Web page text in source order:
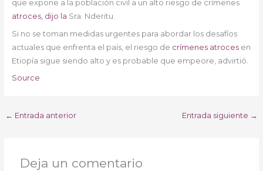
que expone a la población civil a un alto riesgo de crímenes
atroces, dijo la Sra. Nderitu.
Si no se toman medidas urgentes para abordar los desafíos
actuales que enfrenta el país, el riesgo de crímenes atrocesen
Etiopía sigue siendo alto y es probable que empeore, advirtió.
Source
← Entrada anterior Entrada siguiente →
Deja un comentario